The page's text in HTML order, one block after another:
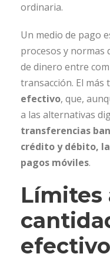
ordinaria.
Un medio de pago
procesos y normas
de dinero entre
transacción. El más
efectivo, que,
a las alternativas
transferencias
crédito y débito,
pagos móviles.
Límites
efectivo